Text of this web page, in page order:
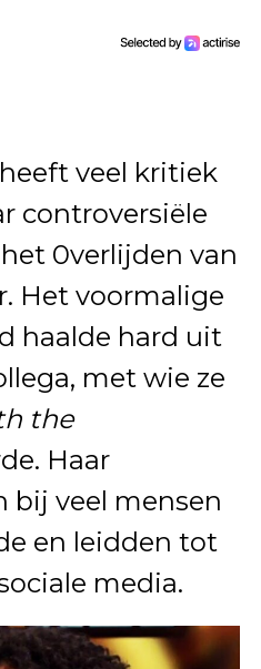
veel kritiek
controversiële
0verlijden van
Het voormalige
haalde hard uit
met wie ze
the
Haar
bij veel mensen
en leidden tot
media.